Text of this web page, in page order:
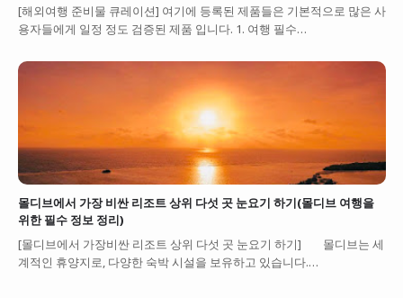
[해외여행 준비물 큐레이션] 여기에 등록된 제품들은 기본적으로 많은 사
용자들에게 일정 정도 검증된 제품 입니다. 1. 여행 필수…
몰디브에서 가장 비싼 리조트 상위 다섯 곳 눈요기 하기(몰디브 여행을
위한 필수 정보 정리)
[몰디브에서 가장비싼 리조트 상위 다섯 곳 눈요기 하기] 몰디브는 세
계적인 휴양지로, 다양한 숙박 시설을 보유하고 있습니다.…